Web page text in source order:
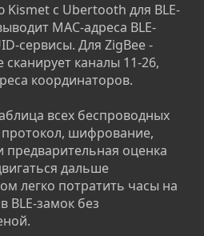
Kismet с Ubertooth для BLE-
MAC-адреса BLE-
сервисы. Для ZigBee -
сканирует каналы 11-26,
координаторов.
всех беспроводных
протокол, шифрование,
предварительная оценка
дальше
легко потратить часы на
BLE-замок без